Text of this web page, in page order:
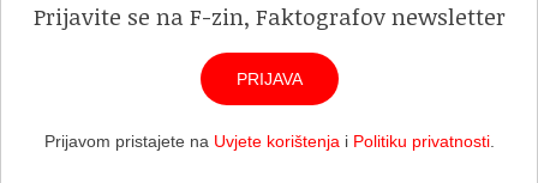
Prijavite se na F-zin, Faktografov newsletter
PRIJAVA
Prijavom pristajete na Uvjete korištenjai Politiku privatnosti.